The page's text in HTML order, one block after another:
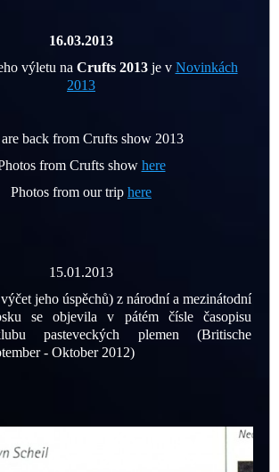
16.03.2013
výletu na Crufts 2013je v Novinkách
2013
back from Crufts show 2013
from Crufts show here
Photos from our trip here
15.01.2013
jeho úspěchů) z národní a mezinátodní
se objevila v pátém čísle časopisu
pasteveckých plemen (Britische
- Oktober 2012)